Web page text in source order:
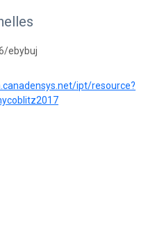
ebybuj
ipt/resource?